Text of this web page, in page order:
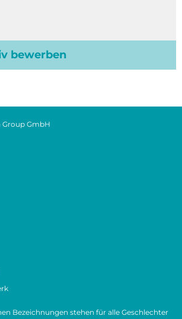
bewerben
GmbH
Bezeichnungen stehen für alle Geschlechter